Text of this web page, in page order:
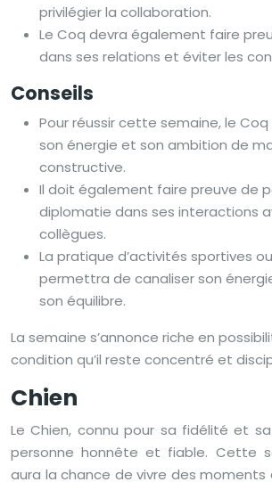
privilégier la collaboration.
Le Coq devra également faire
dans ses relations et éviter les
Conseils
Pour réussir cette semaine, le
son énergie et son ambition de
constructive.
Il doit également faire preuve de
diplomatie dans ses interactions
collègues.
La pratique d’activités sportives
permettra de canaliser son
son équilibre.
La semaine s’annonce riche en
condition qu’il reste concentré et
Chien
Le Chien, connu pour sa fidélité et
personne honnête et fiable. Cette
aura la chance de vivre des